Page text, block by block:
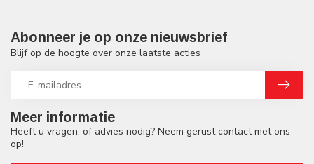
Meer informatie
Heeft u vragen, of advies nodig? Neem gerust contact met ons
op!
Abonneer je op onze nieuwsbrief
Blijf op de hoogte over onze laatste acties